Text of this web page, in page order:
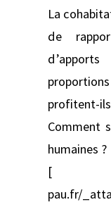
La
de
Comment
humaines ?
[
pau.fr/